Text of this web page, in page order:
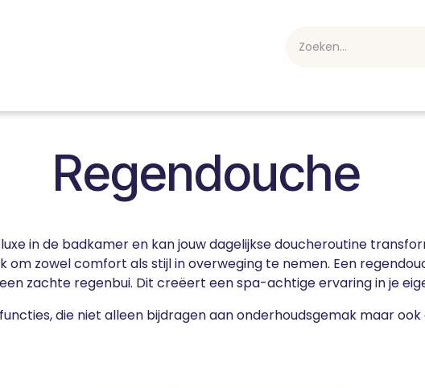
Regendouche
in de badkamer en kan jouw dagelijkse doucheroutine
zowel comfort als stijl in overweging te nemen. Een
zachte regenbui. Dit creëert een spa-achtige ervaring in je
die niet alleen bijdragen aan onderhoudsgemak maar